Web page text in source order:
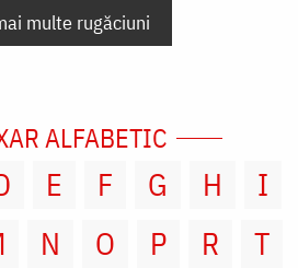
multe rugăciuni
ALFABETIC
E F G H
I
N O P R
T